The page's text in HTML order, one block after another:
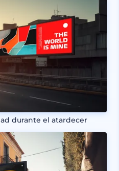
durante el atardecer